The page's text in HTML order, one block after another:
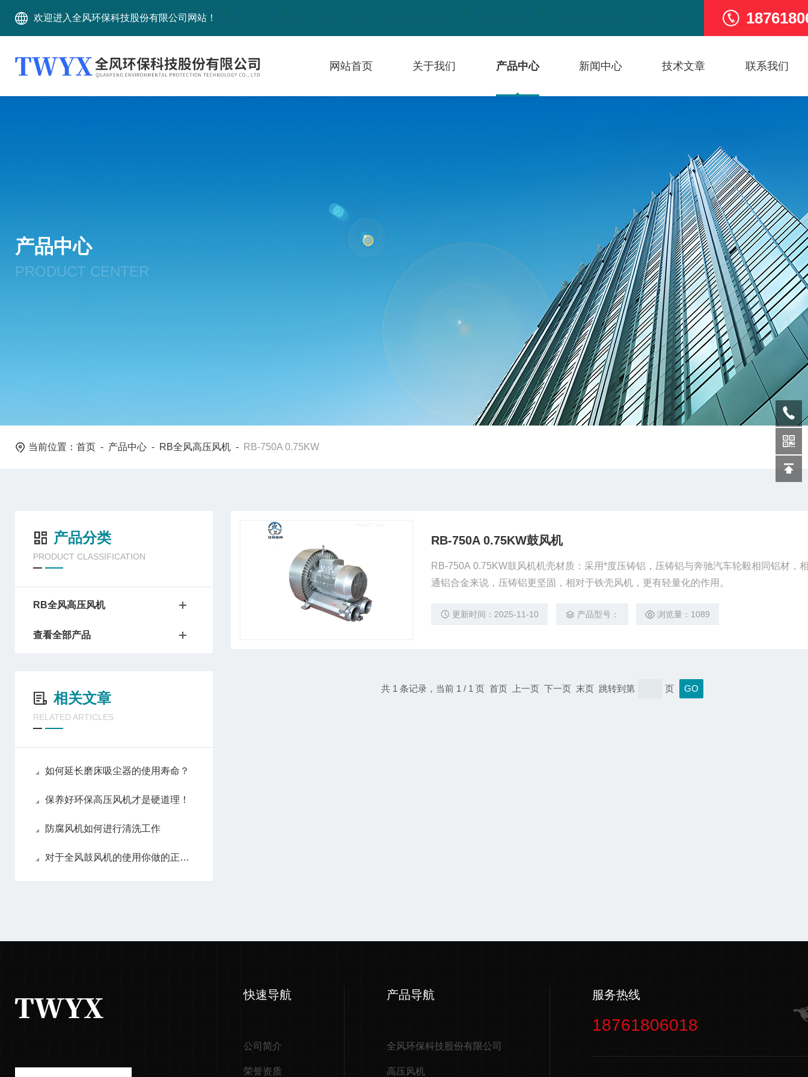
欢迎进入全风环保科技股份有限公司网站！
网站首页 关于我们 产品中心 新闻中心 技术文章 联系我们
产品中心
PRODUCT CENTER
当前位置： 首页 - 产品中心 - RB全风高压风机 - RB-750A 0.75KW
产品分类
PRODUCT CLASSIFICATION
RB全风高压风机
查看全部产品
相关文章
RELATED ARTICLES
如何延长磨床吸尘器的使用寿命？
保养好环保高压风机才是硬道理！
防腐风机如何进行清洗工作
对于全风鼓风机的使用你做的正确吗？看着里！
RB-750A 0.75KW鼓风机
RB-750A 0.75KW鼓风机机壳材质：采用*度压铸铝，压铸铝与奔驰汽车轮毅相同铝材，
通铝合金来说，压铸铝更坚固，相对于铁壳风机，更有轻量化的作用。
更新时间：2025-11-10 产品型号： 浏览量：1089
共 1 条记录，当前 1 / 1 页 首页 上一页 下一页 末页 跳转到第 页
快速导航
公司简介
荣誉资质
产品导航
全风环保科技股份有限公司
高压风机
服务热线
18761806018